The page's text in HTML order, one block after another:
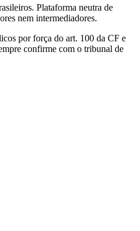
Plataforma neutra de
nem intermediadores.
por força do art. 100 da CF e
confirme com o tribunal de